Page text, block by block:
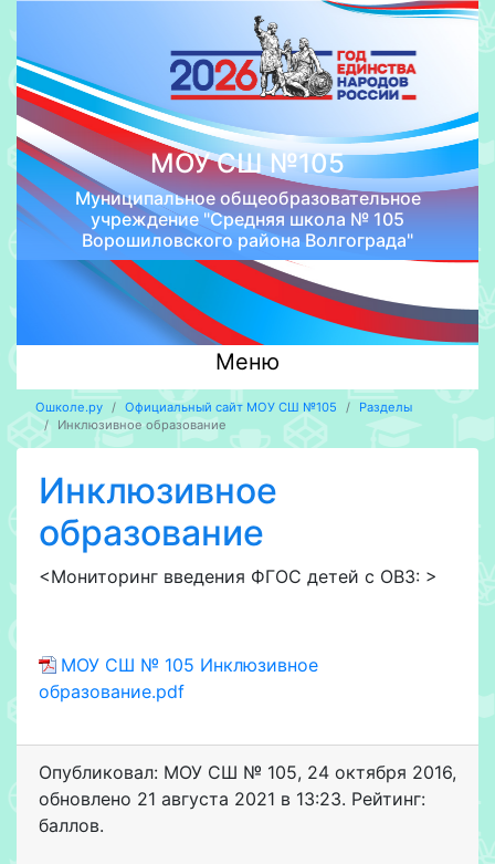
МОУ СШ №105
Муниципальное общеобразовательное
учреждение "Средняя школа № 105
Ворошиловского района Волгограда"
Меню
Ошколе.ру Официальный сайт МОУ СШ №105
Разделы
Инклюзивное образование
Инклюзивное
образование
<Мониторинг введения ФГОС детей с ОВЗ: >
МОУ СШ № 105 Инклюзивное
образование.pdf
Опубликовал: МОУ СШ № 105, 24 октября 2016,
обновлено 21 августа 2021 в 13:23. Рейтинг:
баллов.